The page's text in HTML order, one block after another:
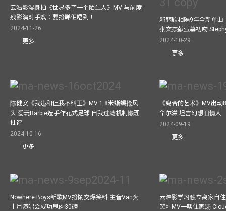
云浩影湿身拍《世界多了一个陌生人》MV 与前度
残影演对手戏：要扮睇佢唔到！
2024-11-26
更多
邓丽欣相隔9年全新单
张文杰献萤幕初吻
2024-10-29
更多
陈健安《我违和但我不纠正》MV 1.8米蜥蜴抢风
头 爱玩Barbie造手作花式足球 自我过滤机制懒理
批评
2024-10-16
更多
《离合的艺术》MV出
华尔滋 坦言幻想旧情人
2024-09-19
更多
Nowhere Boys新歌MV扮鬧交爆笑料 主音Van为
十月演唱会成功甩肉30磅
云浩影学习独立离家自
笑》MV一啖住家汤